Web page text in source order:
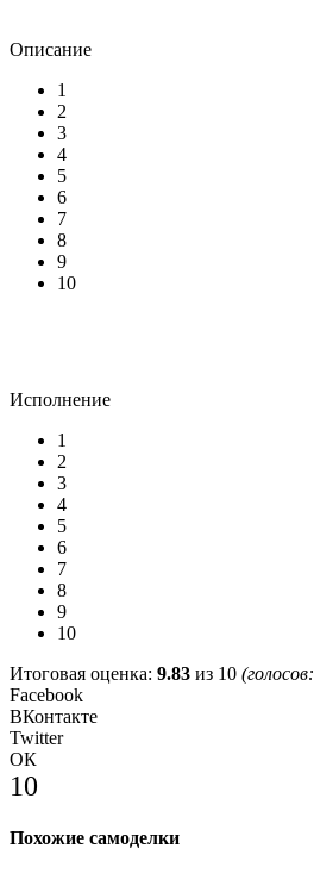
Описание
1
2
3
4
5
6
7
8
9
10
Исполнение
1
2
3
4
5
6
7
8
9
10
Итоговая оценка: 9.83 из 10 (голосов:
Facebook
ВКонтакте
Twitter
ОК
10
Похожие самоделки